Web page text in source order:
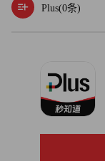
Plus(0条)